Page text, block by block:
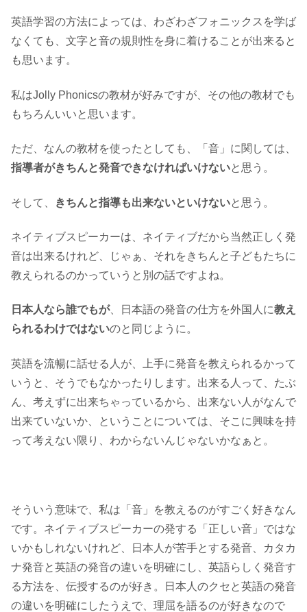
英語学習の方法によっては、わざわざフォニックスを学ば
なくても、文字と音の規則性を身に着けることが出来ると
も思います。
私はJolly Phonicsの教材が好みですが、その他の教材でも
もちろんいいと思います。
ただ、なんの教材を使ったとしても、「音」に関しては、
指導者がきちんと発音できなければいけないと思う。
そして、 きちんと指導も出来ないといけないと思う。
ネイティブスピーカーは、ネイティブだから当然正しく発
音は出来るけれど、じゃぁ、それをきちんと子どもたちに
教えられるのかっていうと別の話ですよね。
日本人なら誰でもが、日本語の発音の仕方を外国人に教え
られるわけではないのと同じように。
英語を流暢に話せる人が、上手に発音を教えられるかって
いうと、そうでもなかったりします。出来る人って、たぶ
ん、考えずに出来ちゃっているから、出来ない人がなんで
出来ていないか、ということについては、そこに興味を持
って考えない限り、わからないんじゃないかなぁと。
そういう意味で、私は「音」を教えるのがすごく好きなん
です。ネイティブスピーカーの発する「正しい音」ではな
いかもしれないけれど、日本人が苦手とする発音、カタカ
ナ発音と英語の発音の違いを明確にし、英語らしく発音す
る方法を、伝授するのが好き。日本人のクセと英語の発音
の違いを明確にしたうえで、理屈を語るのが好きなので